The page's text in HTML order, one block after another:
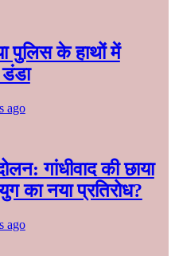
पुलिस के हाथों में
डंडा
ago
गांधीवाद की छाया
का नया प्रतिरोध?
ago